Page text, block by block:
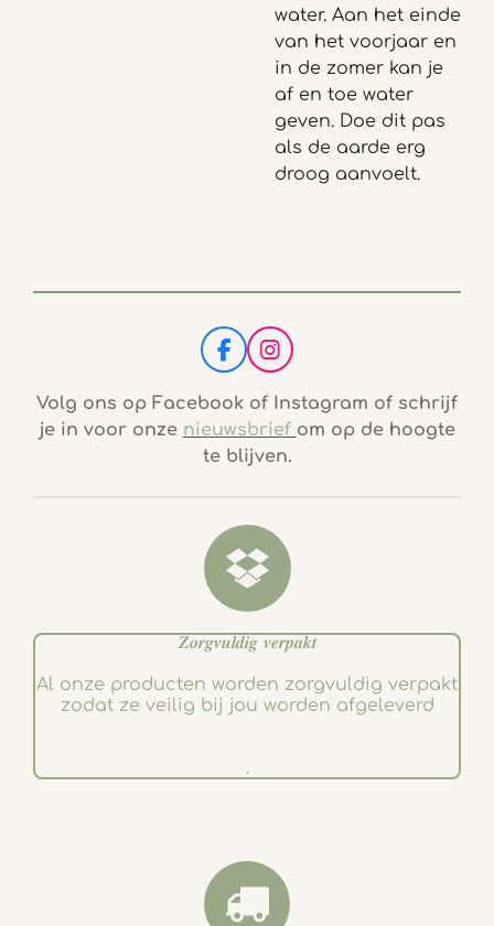
water. Aan het einde
van het voorjaar en
in de zomer kan je
af en toe water
geven. Doe dit pas
als de aarde erg
droog aanvoelt.
F
a
c
b
o
k
I
n
s
t
a
g
a
Volg ons op Facebook of Instagram of schrijf
je in voor onze nieuwsbrief om op de hoogte
te blijven.
𝒁𝒐𝒓𝒈𝒗𝒖𝒍𝒅𝒊𝒈 𝒗𝒆𝒓𝒑𝒂𝒌𝒕
Al onze producten worden zorgvuldig verpakt
zodat ze veilig bij jou worden afgeleverd
.